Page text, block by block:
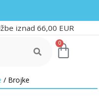
iznad 66,00 EUR
0
/ Brojke